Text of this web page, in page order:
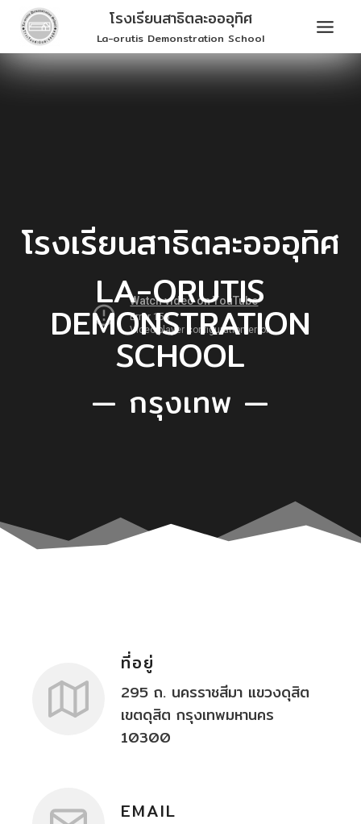
Skip
content
โรงเรียนสาธิตละอออุทิศ
La-orutis Demonstration School
โรงเรียนสาธิตละอออุทิศ
LA-ORUTIS
DEMONSTRATION
SCHOOL
— กรุงเทพ —
ที่อยู่
295 ถ. นครราชสีมา แขวงดุสิต
เขตดุสิต กรุงเทพมหานคร
10300
EMAIL